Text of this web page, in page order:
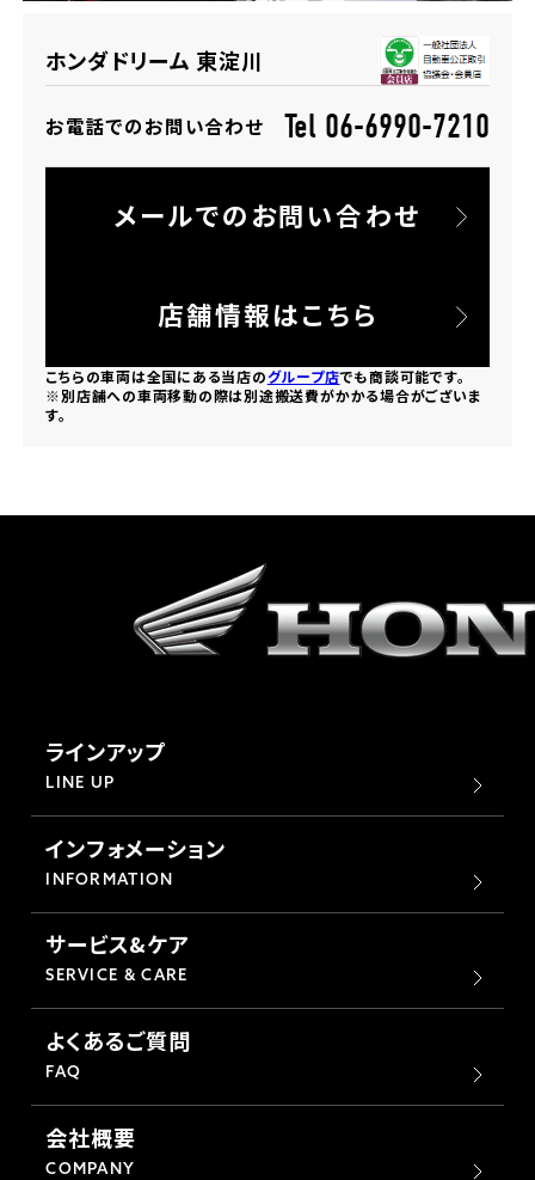
ホンダドリーム 東淀川
お電話でのお問い合わせ Tel 06-6990-7210
メールでのお問い合わせ
店舗情報はこちら
こちらの車両は全国にある当店のグループ店でも商談可能です。
※別店舗への車両移動の際は別途搬送費がかかる場合がございま
す。
ラインアップ
LINE UP
インフォメーション
INFORMATION
サービス&ケア
SERVICE & CARE
よくあるご質問
FAQ
会社概要
COMPANY
ホンダドリーム 所沢
ホンダドリーム 大宮
ホンダドリーム 水戸北